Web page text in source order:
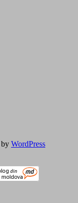
by WordPress